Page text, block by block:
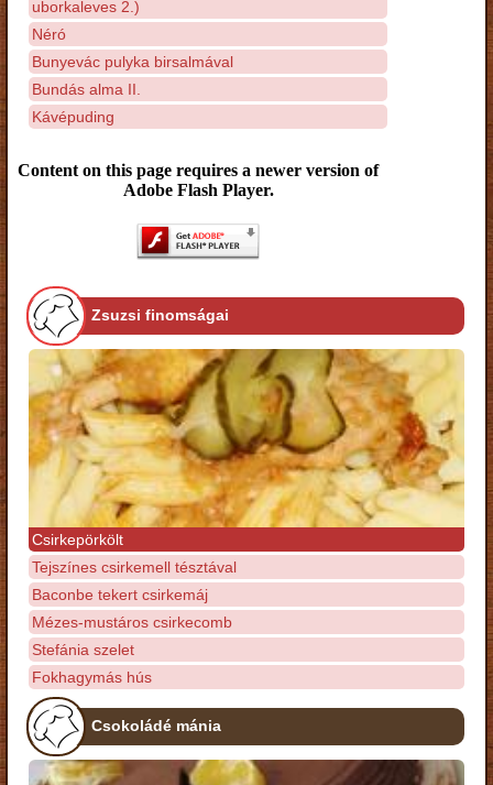
uborkaleves 2.)
Néró
Bunyevác pulyka birsalmával
Bundás alma II.
Kávépuding
Content on this page requires a newer version of
Adobe Flash Player.
Zsuzsi finomságai
Csirkepörkölt
Tejszínes csirkemell tésztával
Baconbe tekert csirkemáj
Mézes-mustáros csirkecomb
Stefánia szelet
Fokhagymás hús
Csokoládé mánia